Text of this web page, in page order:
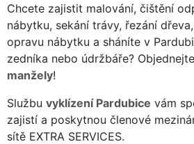
Chcete zajistit malování, čištění
nábytku, sekání trávy, řezání
opravu nábytku a sháníte v
zedníka nebo údržbáře?
manžely!
Službu vyklízení Pardubice vám
zajistí a poskytnou členové
sítě EXTRA SERVICES.